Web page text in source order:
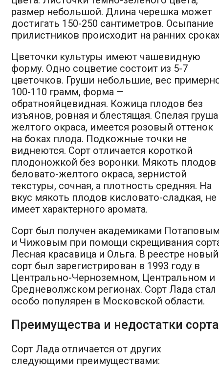
размер небольшой. Длина черешка может
достигать 150-250 сантиметров. Осыпание
прилистников происходит на ранних
Цветочки культуры имеют чашевидную
форму. Одно соцветие состоит из 5-7
цветочков. Груши небольшие, вес
100-110 грамм, форма —
обратнояйцевидная. Кожица плодов без
изъянов, ровная и блестящая. Спелая груша
желтого окраса, имеется розовый оттенок
на боках плода. Подкожные точки не
виднеются. Сорт отличается короткой
плодоножкой без воронки. Мякоть плодов
беловато-желтого окраса, зернистой
текстуры, сочная, а плотность средняя. На
вкус мякоть плодов кисловато-сладкая, не
имеет характерного аромата.
Сорт был получен академиками
и Чижовым при помощи скрещивания
Лесная красавица и Ольга. В реестре новый
сорт был зарегистрирован в 1993 году в
Центрально-Черноземном, Центральном и
Средневолжском регионах. Сорт Лада стал
особо популярен в Московской области.
Преимущества и недостатки сорта
Сорт Лада отличается от других
следующими преимуществами: